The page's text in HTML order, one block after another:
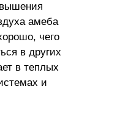
амеба
чего
в других
в теплых
и